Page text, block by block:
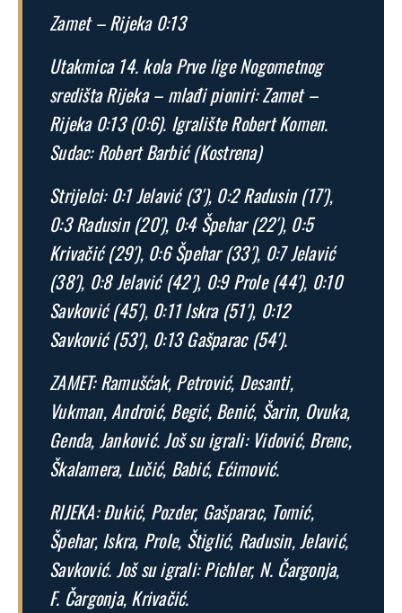
Zamet – Rijeka 0:13
Utakmica 14. kola Prve lige Nogometnog
središta Rijeka – mlađi pioniri: Zamet –
Rijeka 0:13 (0:6). Igralište Robert Komen.
Sudac: Robert Barbić (Kostrena)
Strijelci: 0:1 Jelavić (3′), 0:2 Radusin (17′),
0:3 Radusin (20′), 0:4 Špehar (22′), 0:5
Krivačić (29′), 0:6 Špehar (33′), 0:7 Jelavić
(38′), 0:8 Jelavić (42′), 0:9 Prole (44′), 0:10
Savković (45′), 0:11 Iskra (51′), 0:12
Savković (53′), 0:13 Gašparac (54′).
ZAMET: Ramušćak, Petrović, Desanti,
Vukman, Androić, Begić, Benić, Šarin, Ovuka,
Genda, Janković. Još su igrali: Vidović, Brenc,
Škalamera, Lučić, Babić, Ećimović.
RIJEKA: Đukić, Pozder, Gašparac, Tomić,
Špehar, Iskra, Prole, Štiglić, Radusin, Jelavić,
Savković. Još su igrali: Pichler, N. Čargonja,
F. Čargonja, Krivačić.